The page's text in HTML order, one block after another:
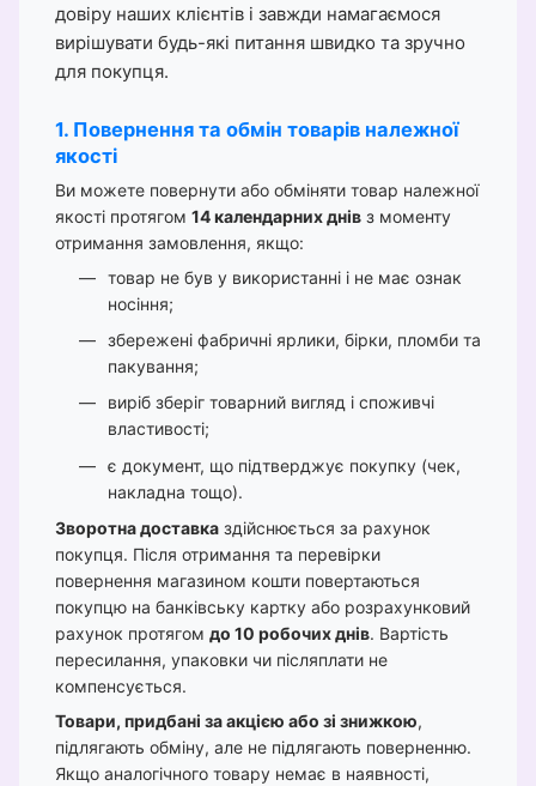
довіру наших клієнтів і завжди намагаємося
вирішувати будь-які питання швидко та зручно
для покупця.
1. Повернення та обмін товарів належної
якості
Ви можете повернути або обміняти товар належної
якості протягом 14 календарних днів з моменту
отримання замовлення, якщо:
товар не був у використанні і не має ознак
носіння;
збережені фабричні ярлики, бірки, пломби та
пакування;
виріб зберіг товарний вигляд і споживчі
властивості;
є документ, що підтверджує покупку (чек,
накладна тощо).
Зворотна доставка здійснюється за рахунок
покупця. Після отримання та перевірки
повернення магазином кошти повертаються
покупцю на банківську картку або розрахунковий
рахунок протягом до 10 робочих днів. Вартість
пересилання, упаковки чи післяплати не
компенсується.
Товари, придбані за акцією або зі знижкою,
підлягають обміну, але не підлягають поверненню.
Якщо аналогічного товару немає в наявності,